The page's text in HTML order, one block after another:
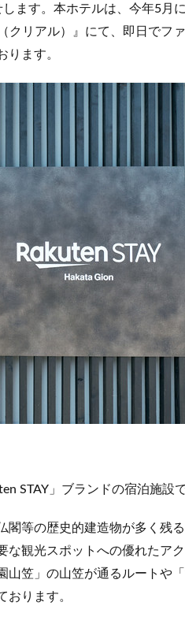
ます。本ホテルは、今年5月
クリアル）』にて、即日でフ
ります。
STAY」ブランドの宿泊施設
等の歴史的建造物が多く残
な観光スポットへの優れたア
笠」の山笠が通るルートや
おります。